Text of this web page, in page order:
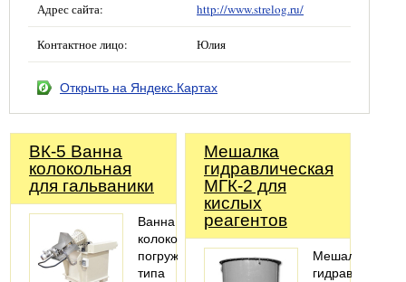
Адрес сайта: http://www.strelog.ru/
Контактное лицо: Юлия
Открыть на Яндекс.Картах
ВК-5 Ванна
колокольная
для гальваники
Ванна
колокольная
погружного
типа
Мешалка
гидравлическая
МГК-2 для
кислых
реагентов
Мешалка
гидравлическая